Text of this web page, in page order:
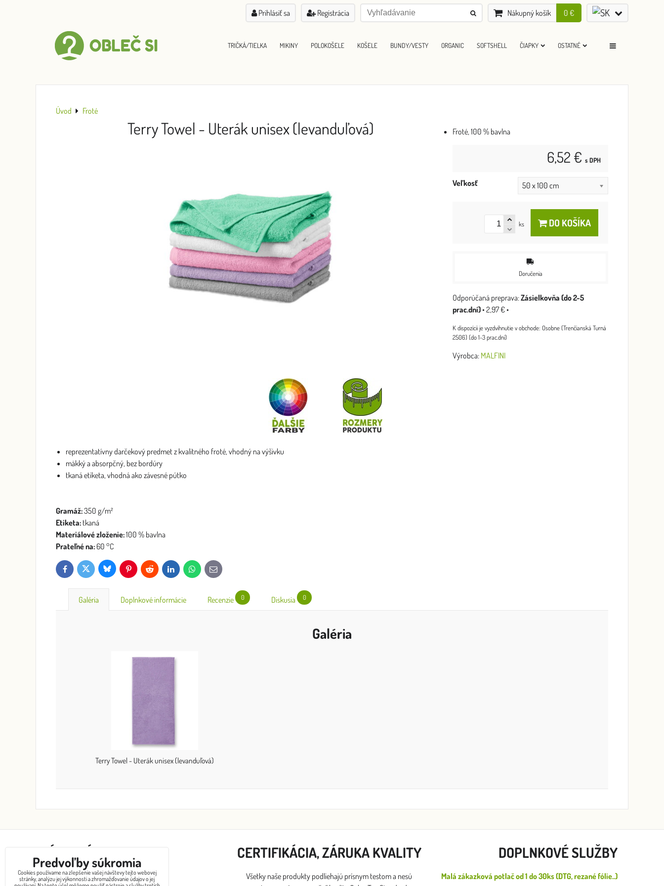
Prihlásiť sa Registrácia Nákupný košík 0 €
TRIČKÁ/TIELKA MIKINY POLOKOŠELE KOŠELE BUNDY/VESTY ORGANIC SOFTSHELL ČIAPKY OSTATNÉ
Úvod Froté
Terry Towel - Uterák unisex (levanduľová) Froté, 100 % bavlna
6,52 € s DPH
Veľkosť 50 x 100 cm
ks DO KOŠÍKA
Doručenia
Zásielkovňa (do 2-5
prac.dní)•2,97 €•
Osobne (Trenčianská Turná
2506) (do 1-3 prac.dní)
Výrobca: MALFINI
reprezentatívny darčekový predmet z kvalitného froté, vhodný na výšivku
mäkký a absorpčný, bez bordúry
tkaná etiketa, vhodná ako závesné pútko
Gramáž:350 g/m²
Etiketa: tkaná
Materiálové zloženie:100 % bavlna
Prateľné na: 60 °C
FacebookTwitter Bluesky PinterestReddit LinkedInWhatsApp
E-
mail
Galéria Doplnkové informácie Recenzie 0 Diskusia 0
Galéria
Terry Towel - Uterák unisex (levanduľová)
ZÁKAZNÍCKY SERVIS
Kontakty
CERTIFIKÁCIA, ZÁRUKA KVALITY
Všetky naše produkty podliehajú prísnym testom a nesú
DOPLNKOVÉ SLUŽBY
Malá zákazková potlač od 1 do 30ks (DTG, rezané fólie..)
Predvoľby súkromia
Cookies používame na zlepšenie vašej návštevy tejto webovej
stránky, analýzu jej výkonnosti a zhromažďovanie údajov o jej